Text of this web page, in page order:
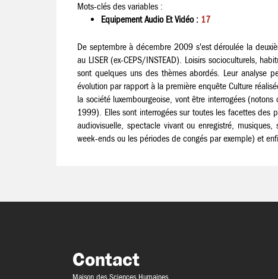
Mots-clés des variables :
Equipement Audio Et Vidéo : 17
De septembre à décembre 2009 s'est déroulée la
au LISER (ex-CEPS/INSTEAD). Loisirs socioculturels,
sont quelques uns des thèmes abordés. Leur analyse
évolution par rapport à la première enquête Culture
la société luxembourgeoise, vont être interrogées
1999). Elles sont interrogées sur toutes les facettes des
audiovisuelle, spectacle vivant ou enregistré,
week-ends ou les périodes de congés par exemple) et
Contact
Maison des Sciences Humaines